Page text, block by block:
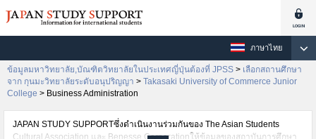
ภาษาไทย
ข้อมูลมหาวิทยาลัย,บัณฑิตวิทยาลัยในประเทศญี่ปุ่นต้องที่ JPSS > เลือกสถานศึกษา
จาก กุนมะวิทยาลัยระดับอนุปริญญา > Takasaki University of Commerce Junior
College > Business Administration
JAPAN STUDY SUPPORTซึ่งดำเนินงานร่วมกันของ The Asian Students
Cultural Association และ Benesse Corporationให้ข้อมูลของสถาบันการศึกษา